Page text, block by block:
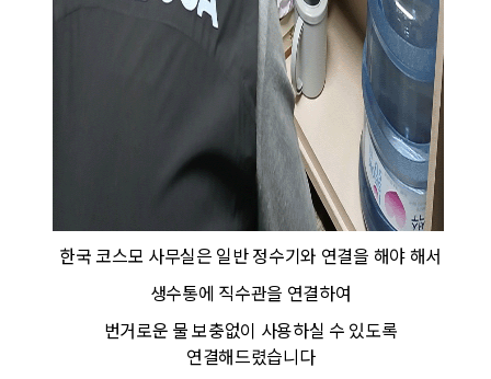
한국 코스모 사무실은 일반 정수기와 연결을 해야 해서
생수통에 직수관을 연결하여
번거로운 물 보충없이 사용하실 수 있도록
연결해드렸습니다